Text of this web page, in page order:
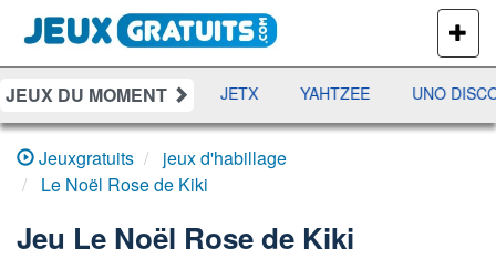
PLUS
DE
JEUX
JEUX DU MOMENT
DAMES RAMI JETX YAHTZEE UNO DISCO
Jeuxgratuits
jeux d'habillage
Le Noël Rose de Kiki
Jeu Le Noël Rose de Kiki